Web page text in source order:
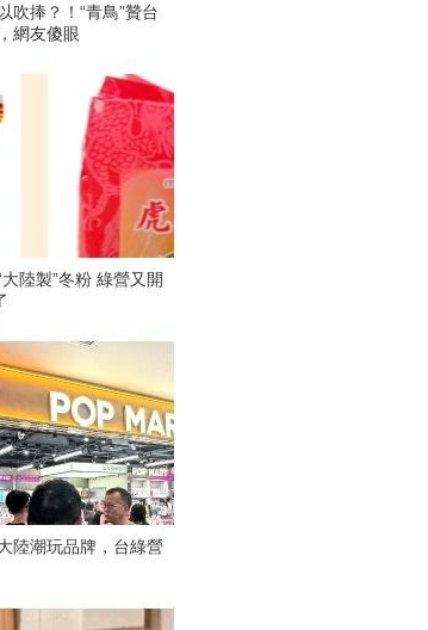
吹捧？！“青鳥”贊台
網友傻眼
陸製”冬粉 綠營又開
陸潮玩品牌，台綠營